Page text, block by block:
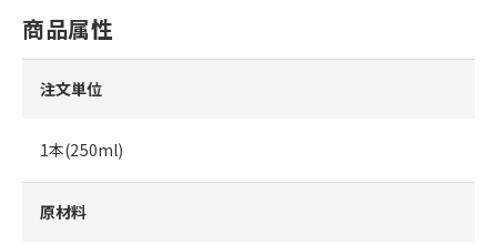
商品属性
注文単位
1本(250ml)
原材料